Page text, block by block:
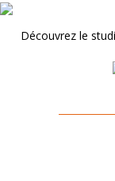
Découvrez le